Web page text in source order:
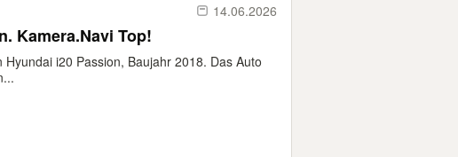
14.06.2026
Kamera.Navi Top!
i20 Passion, Baujahr 2018. Das Auto